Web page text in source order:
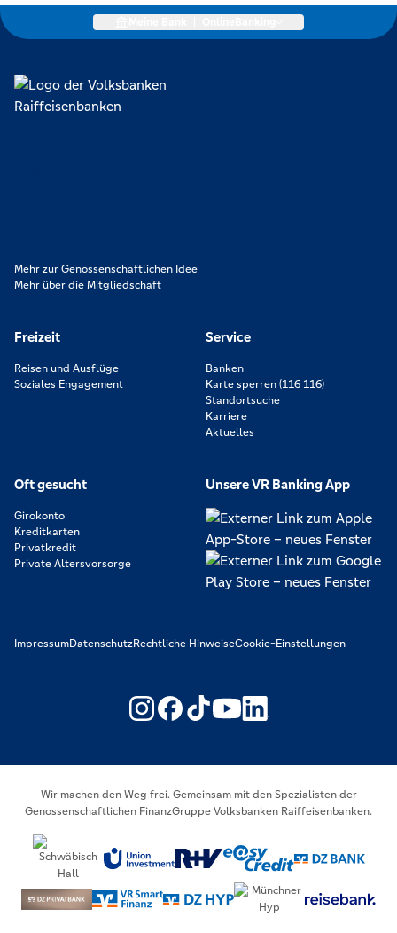
Mehr zur Genossenschaftlichen Idee
Mehr über die Mitgliedschaft
Freizeit
Reisen und Ausflüge
Soziales Engagement
Service
Banken
Karte sperren (116 116)
Standortsuche
Karriere
Aktuelles
Oft gesucht
Girokonto
Kreditkarten
Privatkredit
Private Altersvorsorge
Unsere VR Banking App
ImpressumDatenschutzRechtliche HinweiseCookie-Einstellungen
https://www.youtube.com/
https://
Wir machen den Weg frei. Gemeinsam mit den Spezialisten der
Genossenschaftlichen FinanzGruppe Volksbanken Raiffeisenbanken.